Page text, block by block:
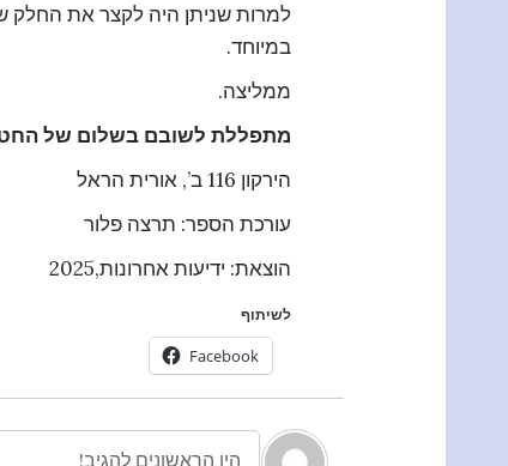
למרות שניתן היה לקצר את החלק
במיוחד.
ממליצה.
מתפללת לשובם בשלום של
הירקון 116 ב’, אורית הראל
עורכת הספר: תרצה פלור
הוצאת: ידיעות אחרונות,2025
לשיתוף
Facebook